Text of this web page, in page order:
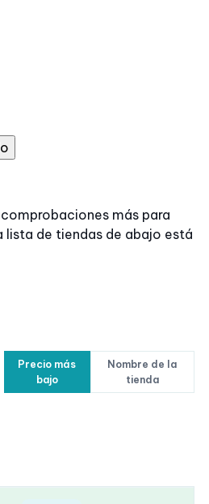
más para
lista de tiendas de abajo está
Precio más
bajo
Nombre de la
tienda